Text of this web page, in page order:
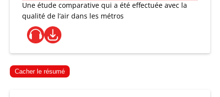
Une étude comparative qui a été effectuée avec la
qualité de l’air dans les métros
Cacher le résumé